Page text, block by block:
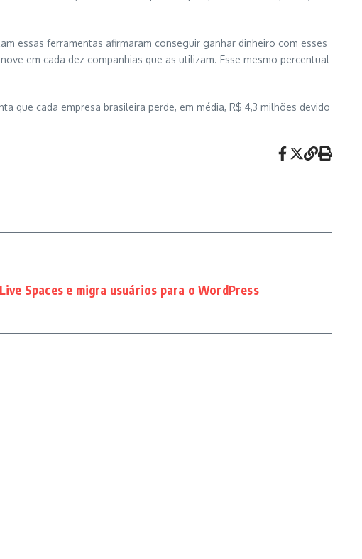
essas ferramentas afirmaram conseguir ganhar dinheiro com esses
em cada dez companhias que as utilizam. Esse mesmo percentual
que cada empresa brasileira perde, em média, R$ 4,3 milhões devido
Spaces e migra usuários para o WordPress